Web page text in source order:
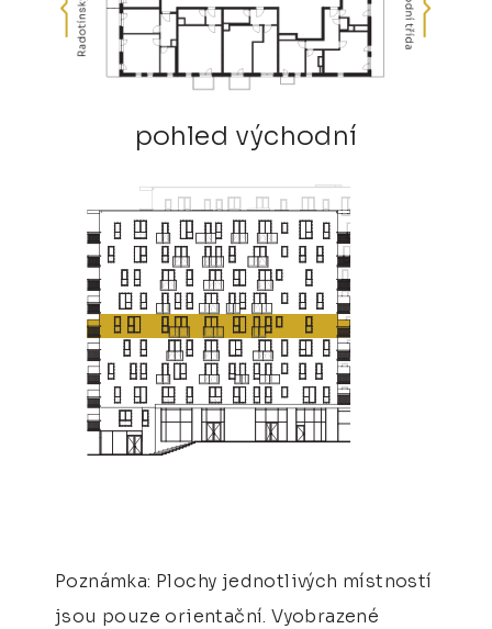
pohled východní
Poznámka: Plochy jednotlivých místností
jsou pouze orientační. Vyobrazené